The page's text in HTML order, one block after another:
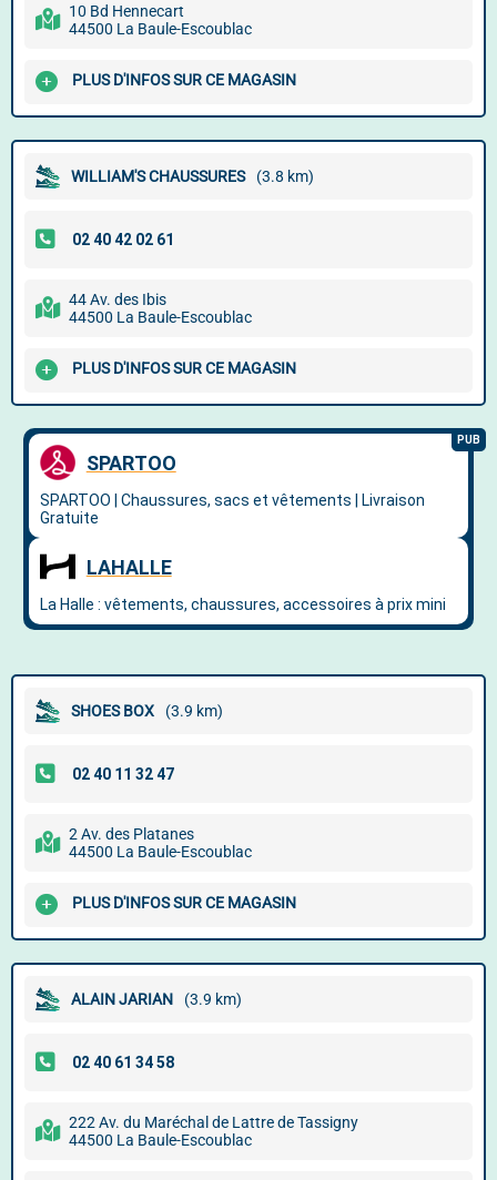
10 Bd Hennecart
44500 La Baule-Escoublac
PLUS D'INFOS SUR CE MAGASIN
WILLIAM'S CHAUSSURES (3.8 km)
44 Av. des Ibis
44500 La Baule-Escoublac
PLUS D'INFOS SUR CE MAGASIN
SHOES BOX (3.9 km)
2 Av. des Platanes
44500 La Baule-Escoublac
PLUS D'INFOS SUR CE MAGASIN
ALAIN JARIAN (3.9 km)
222 Av. du Maréchal de Lattre de Tassigny
44500 La Baule-Escoublac